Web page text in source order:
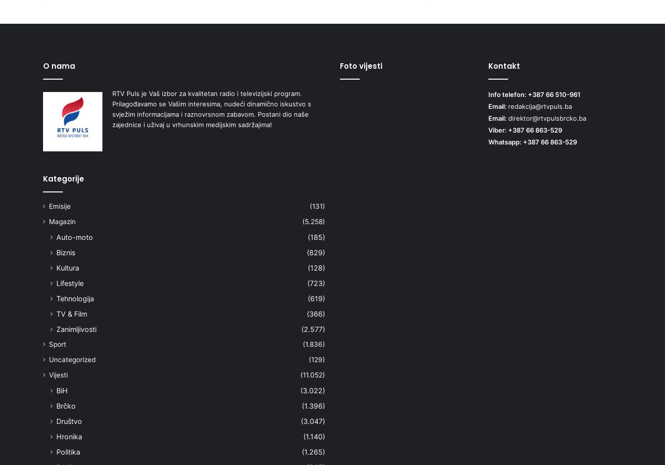
O nama
RTV Puls je Vaš izbor za kvalitetan radio i televizijski program.
Prilagođavamo se Vašim interesima, nudeći dinamično iskustvo s
svježim informacijama i raznovrsnom zabavom. Postani dio naše
zajednice i uživaj u vrhunskim medijskim sadržajima!
Kategorije
Emisije
(131)
Magazin
(5.258)
Auto-moto
(185)
Biznis
(829)
Kultura
(128)
Lifestyle
(723)
Tehnologija
(619)
TV & Film
(366)
Zanimljivosti
(2.577)
Sport
(1.836)
Uncategorized
(129)
Vijesti
(11.052)
BiH
(3.022)
Brčko
(1.396)
Društvo
(3.047)
Hronika
(1.140)
Politika
(1.265)
Foto vijesti Kontakt
Info telefon: +387 66 510-961
Email: redakcija@rtvpuls.ba
Email: direktor@rtvpulsbrcko.ba
Viber: +387 66 863-529
Whatsapp: +387 66 863-529